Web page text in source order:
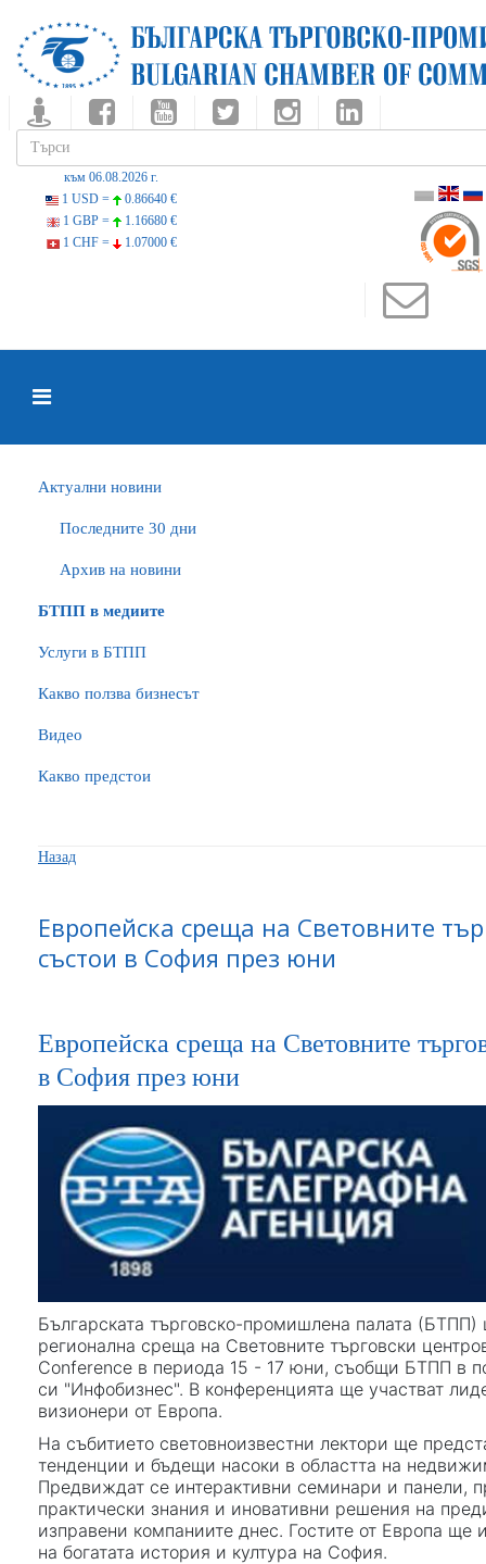
към 06.08.2026 г.
1 USD =
0.86640 €
1 GBP =
1.16680 €
1 CHF =
1.07000 €
Актуални новини
Последните 30 дни
Архив на новини
БTПП в медиите
Услуги в БТПП
Какво ползва бизнесът
Видео
Какво предстои
Назад
Европейска среща на Световните
състои в София през юни
Европейска среща на Световните
в София през юни
Българската търговско-промишлена палата
регионална среща на Световните търговски
Conference в периода 15 - 17 юни, съобщи БТПП в
си "Инфобизнес". В конференцията ще участват
визионери от Европа.
На събитието световноизвестни лектори ще
тенденции и бъдещи насоки в областта на
Предвиждат се интерактивни семинари и панели,
практически знания и иновативни решения на
изправени компаниите днес. Гостите от Европа
на богатата история и култура на София.